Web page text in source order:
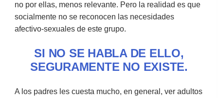
no por ellas, menos relevante. Pero la realidad es que
socialmente no se reconocen las necesidades
afectivo-sexuales de este grupo.
SI NO SE HABLA DE ELLO,
SEGURAMENTE NO EXISTE.
A los padres les cuesta mucho, en general, ver adultos